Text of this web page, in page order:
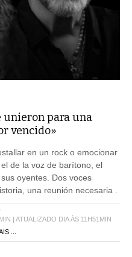
unieron para una
vencido»
en un rock o emocionar
de la voz de barítono, el
oyentes. Dos voces
una reunión necesaria .
| ATUALIZADO DIA ÀS 11H51MIN
...